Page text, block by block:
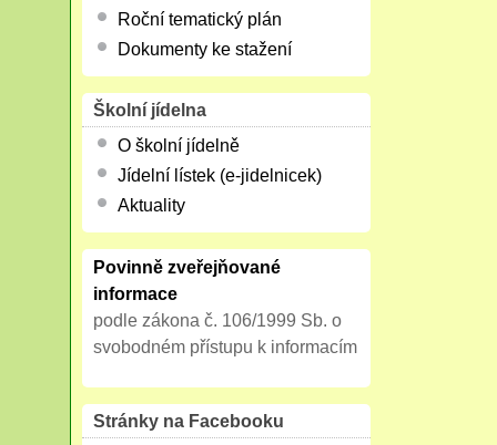
Roční tematický plán
Dokumenty ke stažení
Školní jídelna
O školní jídelně
Jídelní lístek (e-jidelnicek)
Aktuality
Povinně zveřejňované
informace
podle zákona č. 106/1999 Sb. o
svobodném přístupu k informacím
Stránky na Facebooku